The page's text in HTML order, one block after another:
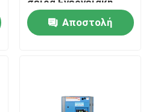
σειρά Ενεργειακή
εξοικονόμηση
περιστροφικό
αεροστρόβιλο
Αποστολή